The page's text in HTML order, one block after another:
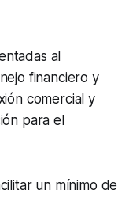
al
financiero y
comercial y
para el
un mínimo de